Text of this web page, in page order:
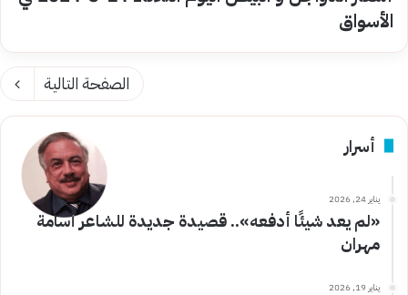
الأسواق
الصفحة التالية
أسرار
يناير 24, 2026
«لم يعد شيئًا أدفعه».. قصيدة جديدة للشاعر أسامة
مهران
يناير 19, 2026